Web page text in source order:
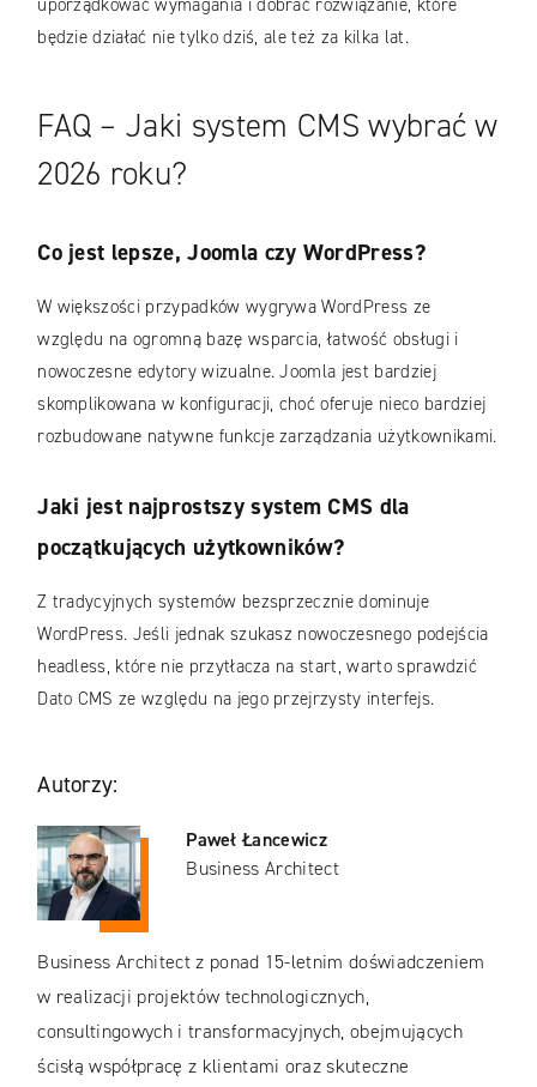
będzie działać nie tylko dziś, ale też za kilka lat.
FAQ – Jaki system CMS wybrać w
2026 roku?
Co jest lepsze, Joomla czy WordPress?
W większości przypadków wygrywa WordPress ze
względu na ogromną bazę wsparcia, łatwość obsługi i
nowoczesne edytory wizualne. Joomla jest bardziej
skomplikowana w konfiguracji, choć oferuje nieco bardziej
rozbudowane natywne funkcje zarządzania użytkownikami.
Jaki jest najprostszy system CMS dla
początkujących użytkowników?
Z tradycyjnych systemów bezsprzecznie dominuje
WordPress. Jeśli jednak szukasz nowoczesnego podejścia
headless, które nie przytłacza na start, warto sprawdzić
Dato CMS ze względu na jego przejrzysty interfejs.
Autorzy:
Paweł Łancewicz
Business Architect
Business Architect z ponad 15-letnim doświadczeniem
w realizacji projektów technologicznych,
consultingowych i transformacyjnych, obejmujących
ścisłą współpracę z klientami oraz skuteczne